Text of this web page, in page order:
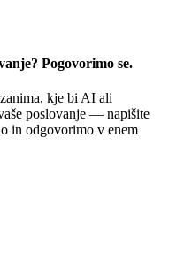
Pogovorimo se.
kje bi AI ali
poslovanje — napišite
in odgovorimo v enem